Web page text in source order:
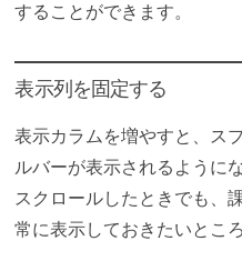
することができます。
表示列を固定する
表示カラムを増やすと、ス
ルバーが表示されるように
スクロールしたときでも、
常に表示しておきたいとこ